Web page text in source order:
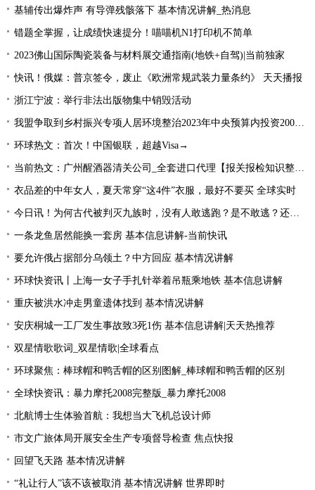
基辅传出爆炸声 有导弹残骸落下 基本情况讲解_热消息
错题全掌握，让成绩快速提分！喵喵机N1打印机不简单
2023佛山国际陶瓷装备与材料展交通指南(地铁+自驾)|当前独家
快讯！俄媒：普京签令，废止《欧洲常规武装力量条约》 天天播报
浙江宁波：举行非法出版物集中销毁活动
我盟争取到乡村振兴专项人居环境整治2023年中央预算内投资2000万元
环球热文：首次！中国银联，超越Visa→
当前热文：广州醒酒器清关公司_全套进口代理【报关报检知识整理】
衣品差的中年女人，夏天常穿“这4件”衣服，最好不要买 全球实时
今日讯！为何古代被判灭九族时，没有人敢逃跑？是不敢逃？还是不能逃
一条龙鱼居然能换一套房 基本信息讲解-当前快讯
要允许俄占据部分乌领土？中方回应 基本情况讲解
环球快资讯丨上海一女子手扎针举着吊瓶乘地铁 基本信息讲解
重庆被洪水冲走男童遗体找到 基本情况讲解
安庆桐城一工厂发生事故致3死1伤 基本信息讲解|天天热推荐
双星情歌歌词_双星情歌|全球看点
环球聚焦：棒球帽和鸭舌帽的区别图解_棒球帽和鸭舌帽的区别
全球快资讯：暴力摩托2008完整版_暴力摩托2008
北航博士生体验首航：我想当大飞机总设计师
市文广旅体局开展安全生产专项督导检查 焦点快报
回望飞天路 基本情况讲解
“礼让行人”该不该被取消 基本情况讲解 世界即时